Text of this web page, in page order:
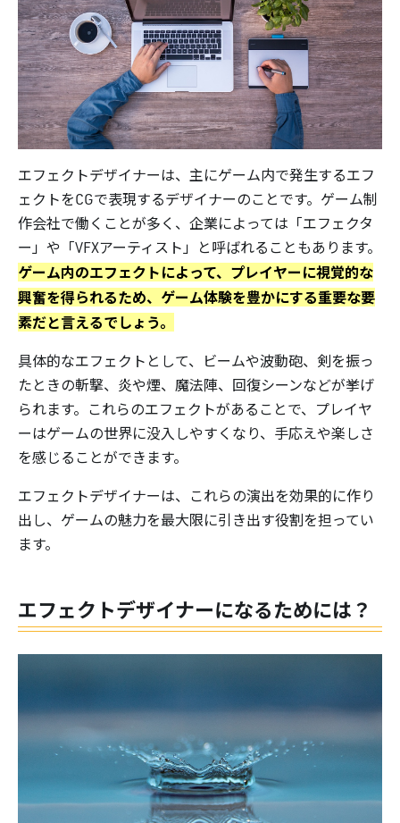
エフェクトデザイナーは、主にゲーム内で発生するエフ
ェクトをCGで表現するデザイナーのことです。ゲーム制
作会社で働くことが多く、企業によっては「エフェクタ
ー」や「VFXアーティスト」と呼ばれることもあります。
ゲーム内のエフェクトによって、プレイヤーに視覚的な
興奮を得られるため、ゲーム体験を豊かにする重要な要
素だと言えるでしょう。
具体的なエフェクトとして、ビームや波動砲、剣を振っ
たときの斬撃、炎や煙、魔法陣、回復シーンなどが挙げ
られます。これらのエフェクトがあることで、プレイヤ
ーはゲームの世界に没入しやすくなり、手応えや楽しさ
を感じることができます。
エフェクトデザイナーは、これらの演出を効果的に作り
出し、ゲームの魅力を最大限に引き出す役割を担ってい
ます。
エフェクトデザイナーになるためには？